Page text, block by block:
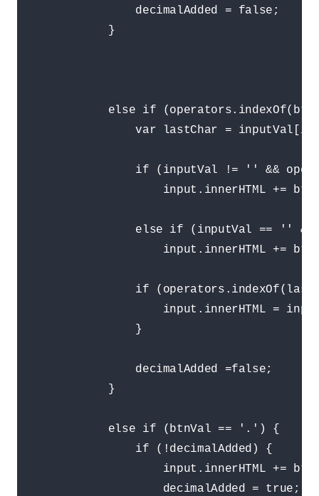
                decimalAdded = false;
            }
else if
var lastChar =
if (inputVal != '' &&
input.innerHTML +=
else if (inputVal == ''
input.innerHTML +=
if
input.innerHTML =
                }
                decimalAdded =false;
            }
            else if (btnVal == '.') {
                if (!decimalAdded) {
input.innerHTML +=
                    decimalAdded = true;